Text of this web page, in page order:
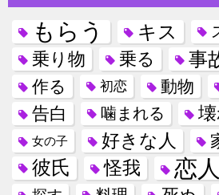
もらう キス
乗り物 乗る 事
作る 初恋 動物
告白 噛まれる
女の子 好きな人
彼氏 怪我 恋人